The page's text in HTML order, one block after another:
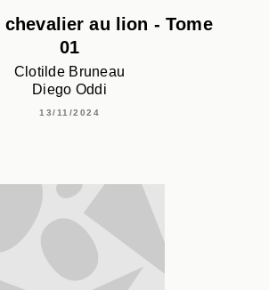
chevalier au lion - Tome
01
Clotilde Bruneau
Diego Oddi
13/11/2024